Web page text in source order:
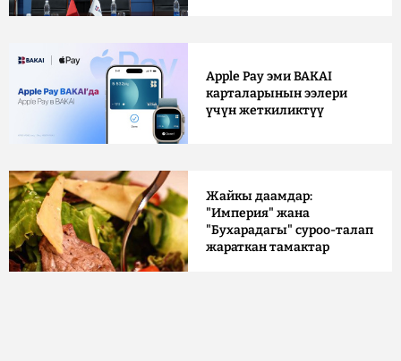
Apple Pay эми BAKAI
карталарынын ээлери
үчүн жеткиликтүү
Жайкы даамдар:
"Империя" жана
"Бухарадагы" суроо-талап
жараткан тамактар